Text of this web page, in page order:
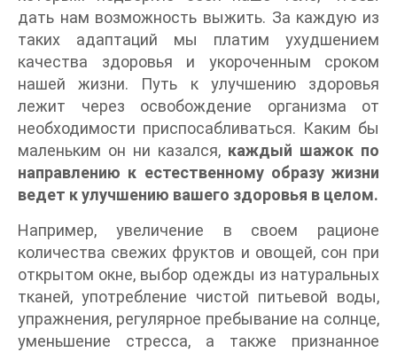
дать нам возможность выжить. За каждую из
таких адаптаций мы платим ухудшением
качества здоровья и укороченным сроком
нашей жизни. Путь к улучшению здоровья
лежит через освобождение организма от
необходимости приспосабливаться. Каким бы
маленьким он ни казался, каждый шажок по
направлению к естественному образу жизни
ведет к улучшению вашего здоровья в целом.
Например, увеличение в своем рационе
количества свежих фруктов и овощей, сон при
открытом окне, выбор одежды из натуральных
тканей, употребление чистой питьевой воды,
упражнения, регулярное пребывание на солнце,
уменьшение стресса, а также признанное